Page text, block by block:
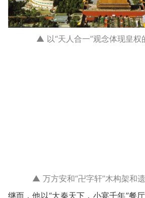
▲ 以“天人合一”观念体现皇权
▲ 万方安和“卍字轩”木构架和遗
继而，他以“大秦天下，小宴千年”餐